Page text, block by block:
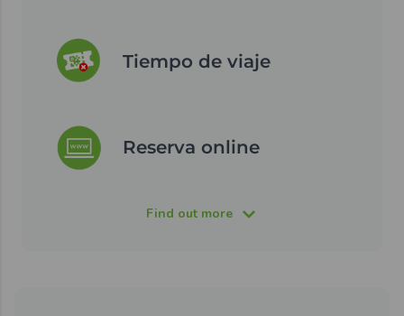
Tiempo de viaje
Reserva online
Find out more